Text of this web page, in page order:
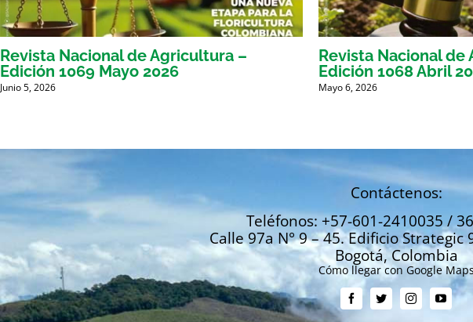
Revista Nacional de Agricultura –
Edición 1069 Mayo 2026
Junio 5, 2026
Revista Nacional de
Edición 1068 Abril
Mayo 6, 2026
Contáctenos:
Teléfonos: +57-601-2410035 /
Calle 97a N° 9 – 45. Edificio Strategic
Bogotá, Colombia
Cómo llegar con Google Maps